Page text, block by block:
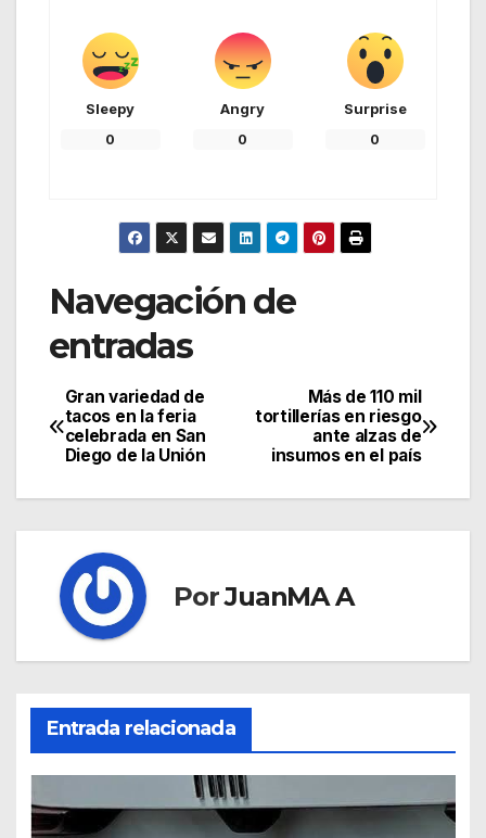
Sleepy
0
Angry
0
Surprise
0
Navegación de
entradas
Más de 110 mil
tortillerías en riesgo
ante alzas de
insumos en el país
Gran variedad de
tacos en la feria
celebrada en San
Diego de la Unión
PorJuanMA A
Entrada relacionada